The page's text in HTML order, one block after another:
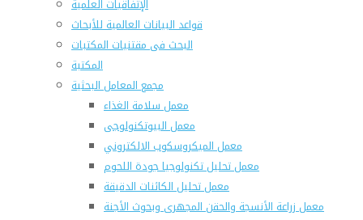
الإتفاقيات العلمية
قواعد البيانات العالمية للأبحاث
البحث فى مقتنيات المكتبات
المكتبة
مجمع المعامل البحثية
معمل سلامة الغذاء
معمل البيوتكنولوجى
معمل الميكروسكوب الالكتروني
معمل تحليل تكنولوجيا جودة اللحوم
معمل تحليل الكائنات الدقيقة
معمل زراعة الأنسجة والحقن المجهرى وبحوث الأجنة